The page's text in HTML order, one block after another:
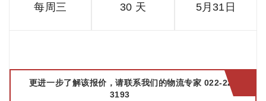
每周三 30 天 5月31日
更进一步了解该报价，请联系我们的物流专家 022-2299
3193